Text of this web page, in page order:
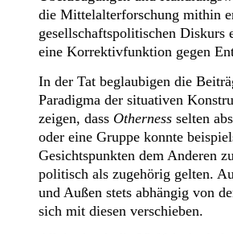
die Mittelalterforschung mithin
gesellschaftspolitischen
eine Korrektivfunktion gegen
In der Tat beglaubigen die
Paradigma der situativen
zeigen, dass Otherness selten
oder eine Gruppe konnte
Gesichtspunkten dem Anderen
politisch als zugehörig gelten.
und Außen stets abhängig von
sich mit diesen verschieben.